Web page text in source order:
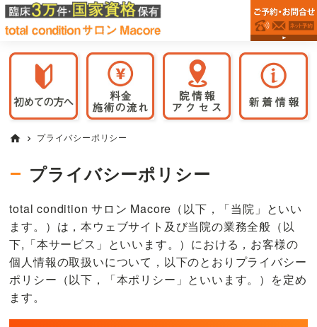
Skip
to
navigation
Skip
to
content
Skip
to
sidebar
川
崎
市
麻
生
total
condition
サ
ロ
Macore
生
店
整
体
を
市
麻
お
探
し
な
ら
《根
home chevron_right プライバシーポリシー
プライバシーポリシー
total condition サロン Macore（以下，「当院」といい
ます。）は，本ウェブサイト及び当院の業務全般（以
下,「本サービス」といいます。）における，お客様の
個人情報の取扱いについて，以下のとおりプライバシー
ポリシー（以下，「本ポリシー」といいます。）を定め
ます。